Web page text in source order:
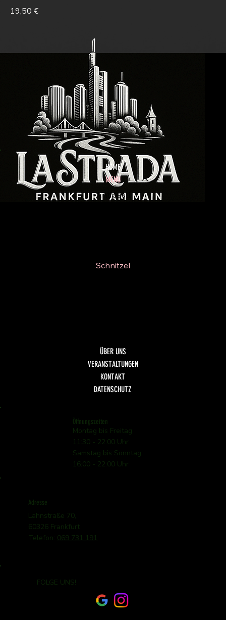
19,50 €
HOME
MENU
Antipasti
Schnitzel
ÜBER UNS
VERANSTALTUNGEN
KONTAKT
DATENSCHUTZ
Öffnungszeiten
Montag bis Freitag
11:30 - 22:00 Uhr
Samstag bis Sonntag
16:00 - 22:00 Uhr
Adresse
Lahnstraße 70,
60326 Frankfurt
Telefon: 069 731 191
FOLGE UNS!